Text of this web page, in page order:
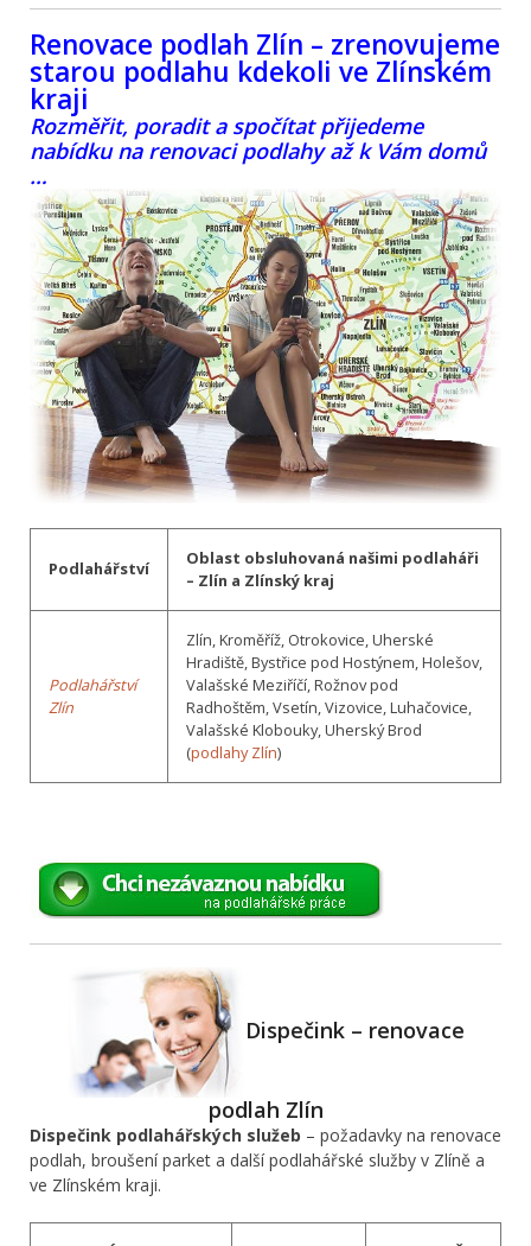
Renovace podlah Zlín – zrenovujeme
starou podlahu kdekoli ve Zlínském
kraji
Rozměřit, poradit a spočítat přijedeme
nabídku na renovaci podlahy až k Vám domů
…
Podlahářství
Oblast obsluhovaná našimi podlaháři
– Zlín a Zlínský kraj
Podlahářství
Zlín
Zlín, Kroměříž, Otrokovice, Uherské
Hradiště, Bystřice pod Hostýnem, Holešov,
Valašské Meziříčí, Rožnov pod
Radhoštěm, Vsetín, Vizovice, Luhačovice,
Valašské Klobouky, Uherský Brod
(podlahy Zlín)
Dispečink – renovace
podlah Zlín
Dispečink podlahářských služeb – požadavky na renovace
podlah, broušení parket a další podlahářské služby v Zlíně a
ve Zlínském kraji.